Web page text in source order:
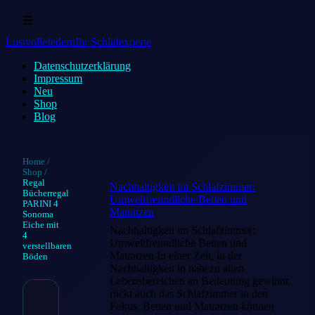
☰
LustvollefedernIhr Schlafexperte
Datenschutz­erklärung
Impressum
Neu
Shop
Blog
Home /
Shop /
Regal
Bücherregal
PARINI 4
Sonoma
Eiche mit
4
verstellbaren
Böden
Nachhaltigkeit im Schlafzimmer:
Umweltfreundliche Betten und
Matratzen
Nachhaltigkeit im Schlafzimmer:
Umweltfreundliche Betten und
Matratzen In einer Zeit, in der
Nachhaltigkeit in nahezu allen
Lebensbereichen an Bedeutung gewinnt,
rückt auch das Schlafzimmer in den
Fokus. Betten und Matratzen können